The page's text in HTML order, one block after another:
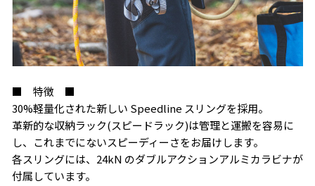
■ 特徴 ■
30%軽量化された新しい Speedline スリングを採用。
革新的な収納ラック(スピードラック)は管理と運搬を容易に
し、これまでにないスピーディーさをお届けします。
各スリングには、24kN のダブルアクションアルミカラビナが
付属しています。